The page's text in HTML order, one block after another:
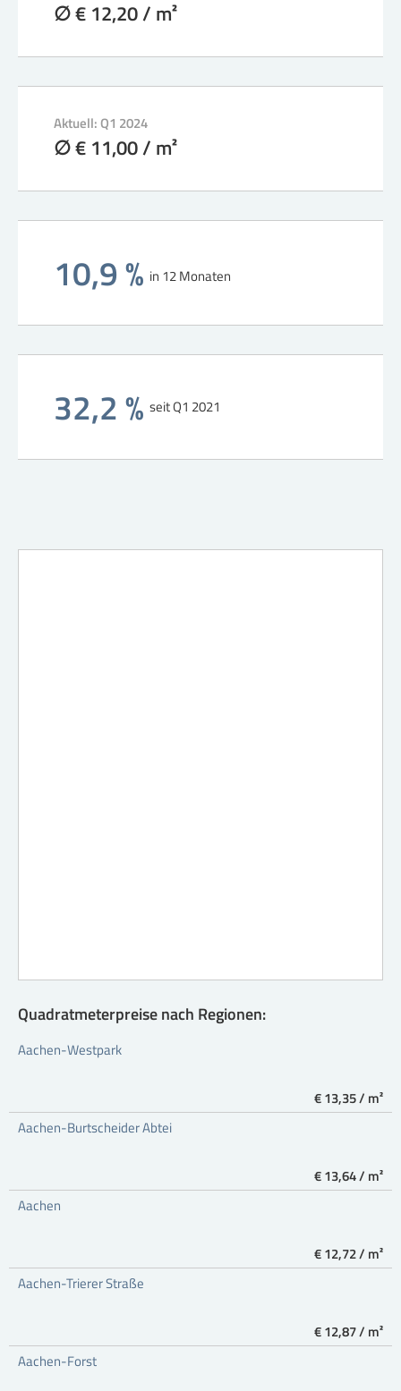
∅ € 12,20 / m²
Aktuell: Q1 2024
∅ € 11,00 / m²
10,9 % in 12 Monaten
32,2 % seit Q1 2021
Quadratmeterpreise nach Regionen:
Aachen-Westpark
€ 13,35 / m²
Aachen-Burtscheider Abtei
€ 13,64 / m²
Aachen
€ 12,72 / m²
Aachen-Trierer Straße
€ 12,87 / m²
Aachen-Forst